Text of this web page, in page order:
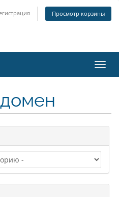
Просмотр корзины